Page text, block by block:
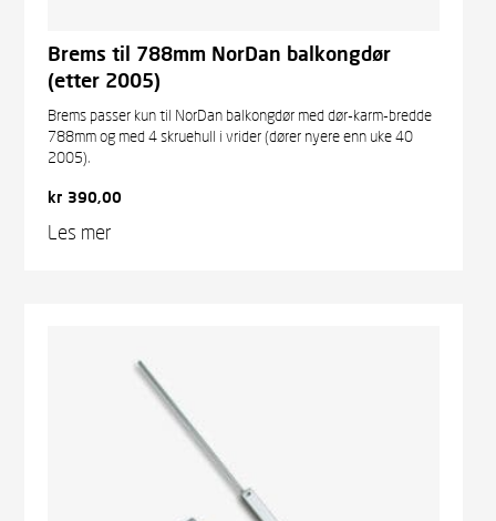
Brems til 788mm NorDan balkongdør
(etter 2005)
Brems passer kun til NorDan balkongdør med dør-karm-bredde
788mm og med 4 skruehull i vrider (dører nyere enn uke 40
2005).
kr 390,00
Les mer